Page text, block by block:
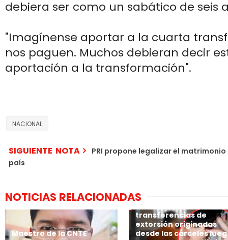
debiera ser como un sabático de seis
"Imagínense aportar a la cuarta
nos paguen. Muchos debieran decir
aportación a la transformación".
NACIONAL
SIGUIENTE NOTA
PRI propone legalizar el
país
NOTICIAS RELACIONADAS
Maestro de la CNTE
Los bancos de México
transferencias de
extorsión originadas
desde las cárceles